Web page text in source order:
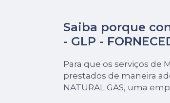
Saiba porque
- GLP -
Para que os serviços de
prestados de maneira
NATURAL GAS, uma